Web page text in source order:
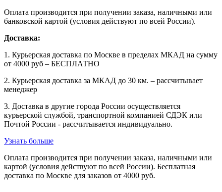
Оплата производится при получении заказа, наличными или
банковской картой (условия действуют по всей России).
Доставка:
1. Курьерская доставка по Москве в пределах МКАД на сумму
от 4000 руб – БЕСПЛАТНО
2. Курьерская доставка за МКАД до 30 км. – рассчитывает
менеджер
3. Доставка в другие города России осуществляется
курьерской службой, транспортной компанией СДЭК или
Почтой России - рассчитывается индивидуально.
Узнать больше
Оплата производится при получении заказа, наличными или
картой (условия действуют по всей России). Бесплатная
доставка по Москве для заказов от 4000 руб.